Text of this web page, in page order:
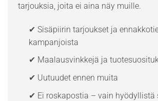
tarjouksia, joita ei aina näy muille.
✔ Sisäpiirin tarjoukset ja
kampanjoista
✔ Maalausvinkkejä ja
✔ Uutuudet ennen muita
✔ Ei roskapostia – vain hyödyllistä